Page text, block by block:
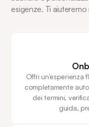
esigenze. Ti aiuteremo
Offri un'esperienza
completamente
dei termini,
guida,